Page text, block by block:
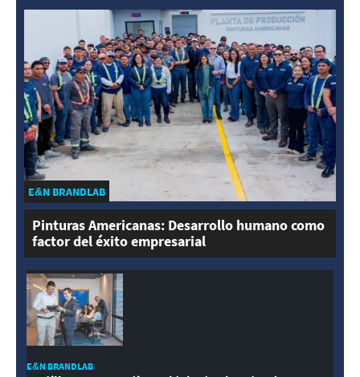
E&N BRANDLAB
Pinturas Americanas: Desarrollo humano como
factor del éxito empresarial
E&N BRANDLAB